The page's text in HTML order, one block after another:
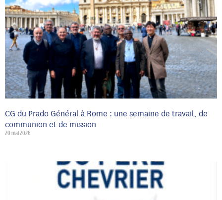
CG du Prado Général à Rome : une semaine de travail, de
communion et de mission
20 mai 2026